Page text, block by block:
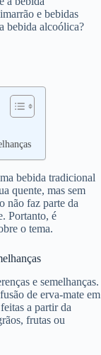
e bebidas
bebida alcoólica?
bebida tradicional
quente, mas sem
não faz parte da
Portanto, é
o tema.
e semelhanças.
de erva-mate em
a partir da
frutas ou